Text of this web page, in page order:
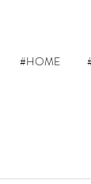
#HOME